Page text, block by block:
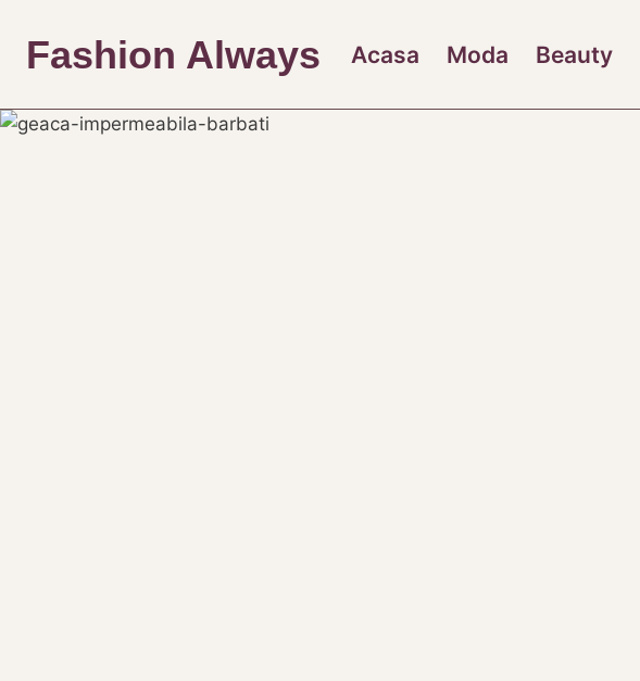
content
Fashion Always Acasa Moda Beauty